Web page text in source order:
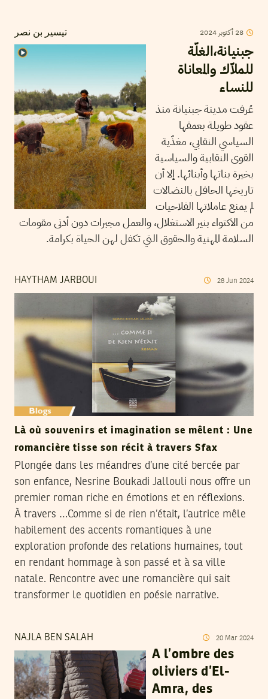
تيسير بن نصر 28 أكتوبر 2024
جبنيانة،الغلّة
للملاّك والمعاناة
للنساء
عُرفت مدينة جبنيانة منذ
عقود طويلة بعمقها
السياسي النقابي، مغذّية
القوى النقابية والسياسية
بخيرة بناتها وأبنائها. إلا أن
تاريخها الحافل بالنضالات
لم يمنع عاملاتها الفلاحيات
من الاكتواء بنير الاستغلال، والعمل مجبرات دون أدنى مقومات
السلامة المهنية والحقوق التي تكفل لهن الحياة بكرامة.
HAYTHAM JARBOUI 28 Jun 2024
Là où souvenirs et imagination se mêlent : Une
romancière tisse son récit à travers Sfax
Plongée dans les méandres d’une cité bercée par
son enfance, Nesrine Boukadi Jallouli nous offre un
premier roman riche en émotions et en réflexions.
À travers …Comme si de rien n’était, l’autrice mêle
habilement des accents romantiques à une
exploration profonde des relations humaines, tout
en rendant hommage à son passé et à sa ville
natale. Rencontre avec une romancière qui sait
transformer le quotidien en poésie narrative.
NAJLA BEN SALAH 20 Mar 2024
A l’ombre des
oliviers d’El-
Amra, des